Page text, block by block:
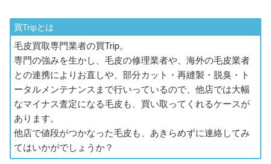
買Tripとは
毛皮買取専門業者の買Trip。
専門の強みを生かし、毛皮の修理業者や、海外の毛皮業者
との連携によりお直しや、部分カット・再縫製・脱臭・ト
ータルメンテナンスまで行いっているので、他店では大幅
なマイナス査定になる毛皮も、買い取ってくれるケースが
あります。
他店で値段がつかなった毛皮も、あきらめずに連絡してみ
てはいかがでしょうか？